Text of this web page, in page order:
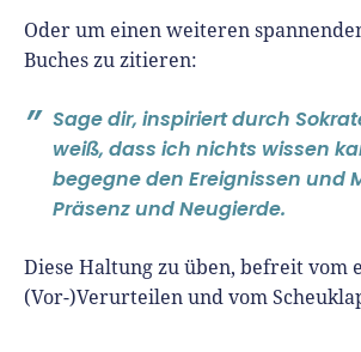
Oder um einen weiteren
Buches zu zitieren:
Sage dir, inspiriert durch
weiß, dass ich nichts wissen
begegne den Ereignissen und
Präsenz und Neugierde.
Diese Haltung zu üben, befreit vom
(Vor-)Verurteilen und vom